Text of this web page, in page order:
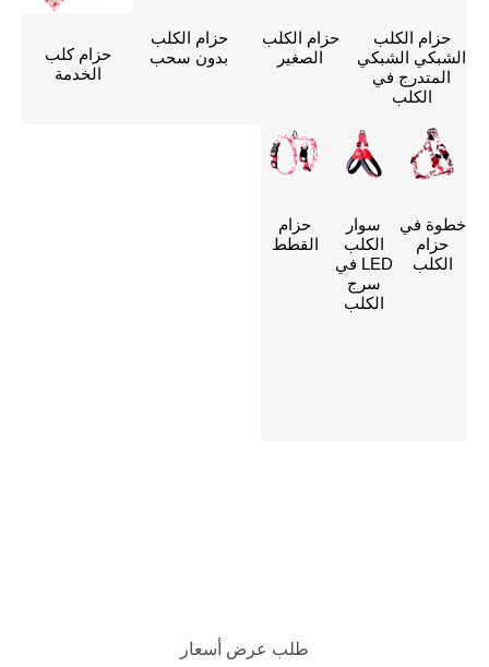
حزام الكلب
الشبكي الشبكي
المتدرج في
الكلب
حزام الكلب
الصغير
حزام الكلب
بدون سحب
حزام كلب
الخدمة
خطوة في
حزام
الكلب
سوار
الكلب
LED في
سرج
الكلب
حزام
القطط
طلب عرض أسعار